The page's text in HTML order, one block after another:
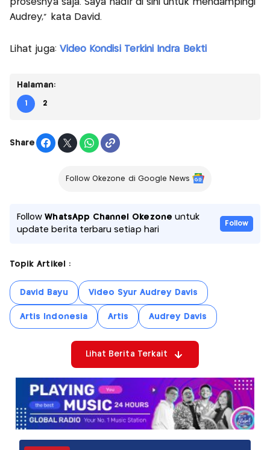
prosesnya saja. Saya hadir di sini untuk mendampingi
Audrey," kata David.
Lihat juga: Video Kondisi Terkini Indra Bekti
Halaman:
1 2
Share
Follow Okezone di Google News
FollowWhatsApp Channel Okezone untuk
update berita terbaru setiap hari
Follow
Topik Artikel :
David Bayu Video Syur Audrey Davis
Artis Indonesia Artis Audrey Davis
Lihat Berita Terkait